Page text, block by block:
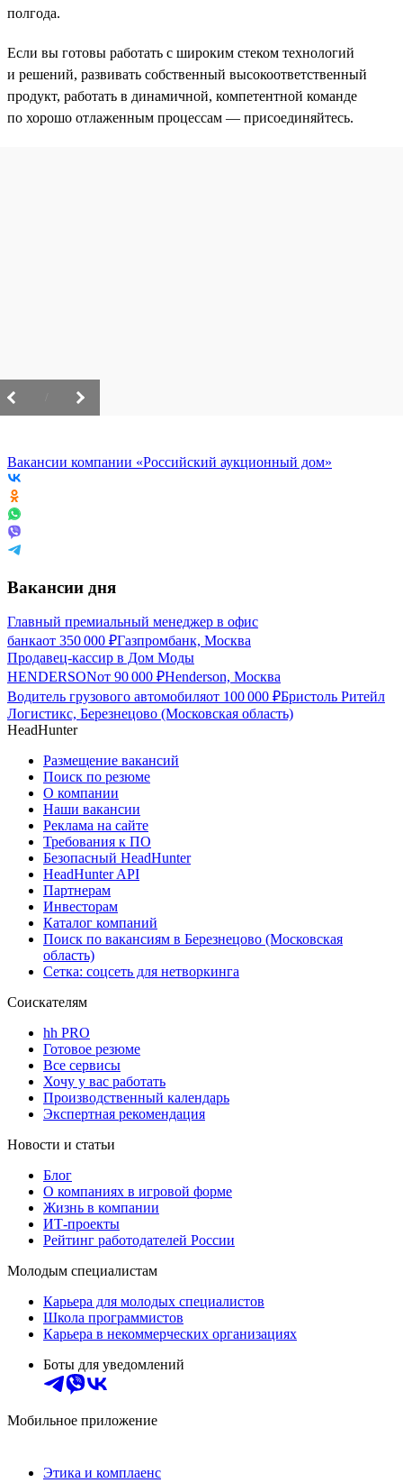
полгода.
Если вы готовы работать с широким стеком технологий
и решений, развивать собственный высокоответственный
продукт, работать в динамичной, компетентной команде
по хорошо отлаженным процессам — присоединяйтесь.
Вакансии компании «Российский аукционный дом»
Вакансии дня
Главный премиальный менеджер в офис
банкаот 350 000 ₽Газпромбанк, Москва
Продавец-кассир в Дом Моды
HENDERSONот 90 000 ₽Henderson, Москва
Водитель грузового автомобиляот 100 000 ₽Бристоль Ритейл
Логистикс, Березнецово (Московская область)
HeadHunter
Размещение вакансий
Поиск по резюме
О компании
Наши вакансии
Реклама на сайте
Требования к ПО
Безопасный HeadHunter
HeadHunter API
Партнерам
Инвесторам
Каталог компаний
Поиск по вакансиям в Березнецово (Московская
область)
Сетка: соцсеть для нетворкинга
Соискателям
hh PRO
Готовое резюме
Все сервисы
Хочу у вас работать
Производственный календарь
Экспертная рекомендация
Новости и статьи
Блог
О компаниях в игровой форме
Жизнь в компании
ИТ-проекты
Рейтинг работодателей России
Молодым специалистам
Карьера для молодых специалистов
Школа программистов
Карьера в некоммерческих организациях
Боты для уведомлений
Мобильное приложение
Этика и комплаенс